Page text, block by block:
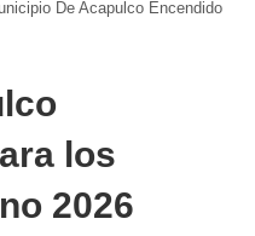
De Acapulco Encendido
los
2026